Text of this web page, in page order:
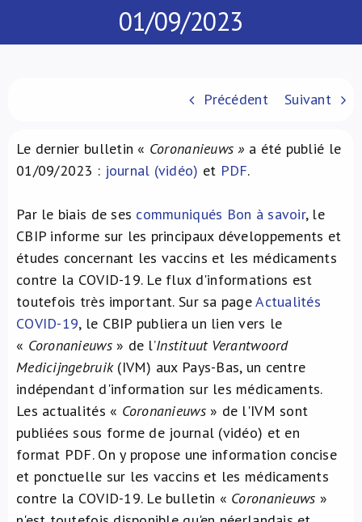
NL
01/09/2023
Précédent Suivant
Le dernier bulletin « Coronanieuws » a été publié le
01/09/2023 : journal (vidéo) et PDF.
Par le biais de ses communiqués Bon à savoir, le
CBIP informe sur les principaux développements et
études concernant les vaccins et les médicaments
contre la COVID-19. Le flux d'informations est
toutefois très important. Sur sa pageActualités
COVID-19, le CBIP publiera un lien vers le
« Coronanieuws» de l’Instituut Verantwoord
Medicijngebruik(IVM) aux Pays-Bas, un centre
indépendant d'information sur les médicaments.
Les actualités « Coronanieuws» de l'IVM sont
publiées sous forme de journal (vidéo) et en
format PDF. On y propose une information concise
et ponctuelle sur les vaccins et les médicaments
contre la COVID-19. Le bulletin « Coronanieuws »